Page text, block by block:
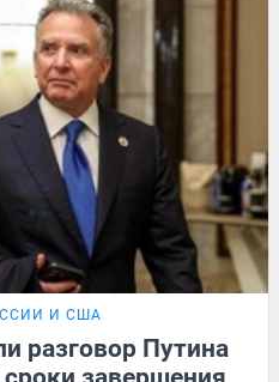
И США
разговор Путина